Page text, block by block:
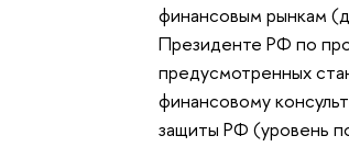
финансовым рынкам
Президенте РФ по
предусмотренных
финансовому
защиты РФ (уровень